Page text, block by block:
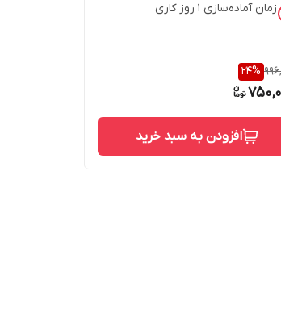
زمان آماده‌سازی 1 روز کاری
24%
افزودن به سبد خرید